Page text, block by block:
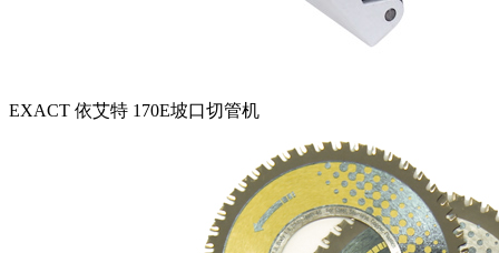
EXACT 依艾特 170E坡口切管机